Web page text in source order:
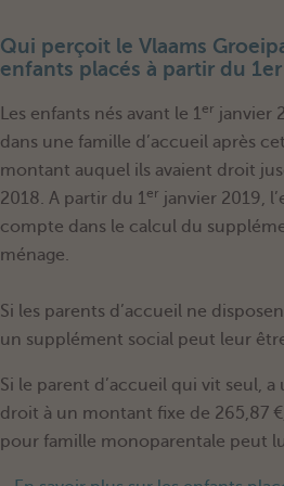
Qui perçoit le Vlaams
enfants placés à partir du
Les enfants nés avant le 1er janvier
dans une famille d’accueil après
montant auquel ils avaient droit
2018. A partir du 1er janvier 2019,
compte dans le calcul du
ménage.
Si les parents d’accueil ne
un supplément social peut leur
Si le parent d’accueil qui vit seul,
droit à un montant fixe de 265,87
pour famille monoparentale peut